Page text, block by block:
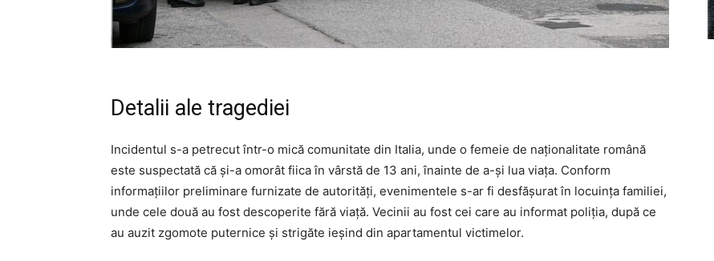
Detalii ale tragediei
Incidentul s-a petrecut într-o mică comunitate din Italia, unde o femeie de naționalitate română
este suspectată că și-a omorât fiica în vârstă de 13 ani, înainte de a-și lua viața. Conform
informațiilor preliminare furnizate de autorități, evenimentele s-ar fi desfășurat în locuința familiei,
unde cele două au fost descoperite fără viață. Vecinii au fost cei care au informat poliția, după ce
au auzit zgomote puternice și strigăte ieșind din apartamentul victimelor.